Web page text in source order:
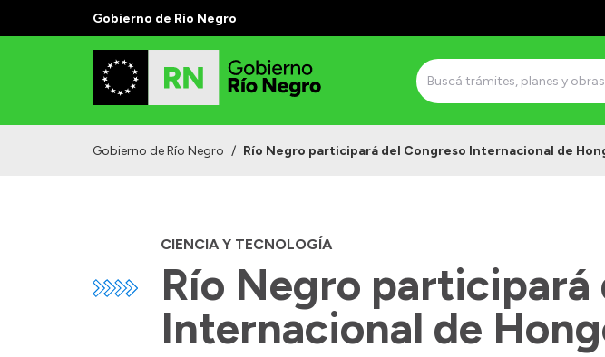
Gobierno de Río Negro
Gobierno de Río Negro / Río Negro participará del Congreso Internacional de
CIENCIA Y TECNOLOGÍA
Río Negro participará
Internacional de